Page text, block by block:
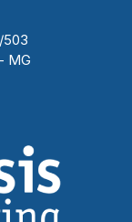
503
MG